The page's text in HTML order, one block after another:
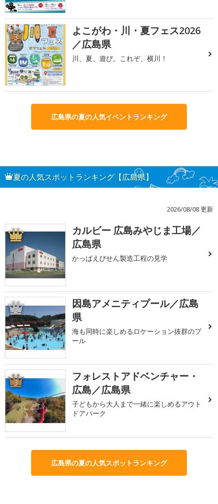
3
よこがわ・川・夏フェス2026
／広島県
川、夏、遊び。これぞ、横川！
広島県の夏の人気イベントランキング
夏の人気スポットランキング【広島県】
2026/08/08 更新
1
カルビー 広島みやじま工場／
広島県
かっぱえびせん製造工程の見学
2
因島アメニティプール／広島
県
海も同時に楽しめるロケーション抜群のプ
ール
3
フォレストアドベンチャー・
広島／広島県
子どもから大人まで一緒に楽しめるアウト
ドアパーク
広島県の夏の人気スポットランキング